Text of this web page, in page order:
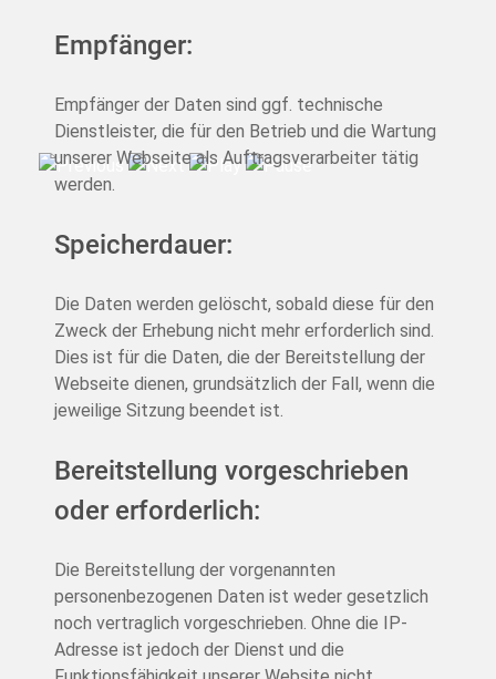
Empfänger:
Empfänger der Daten sind ggf. technische
Dienstleister, die für den Betrieb und die Wartung
unserer Webseite als Auftragsverarbeiter tätig
werden.
Speicherdauer:
Die Daten werden gelöscht, sobald diese für den
Zweck der Erhebung nicht mehr erforderlich sind.
Dies ist für die Daten, die der Bereitstellung der
Webseite dienen, grundsätzlich der Fall, wenn die
jeweilige Sitzung beendet ist.
Bereitstellung vorgeschrieben
oder erforderlich:
Die Bereitstellung der vorgenannten
personenbezogenen Daten ist weder gesetzlich
noch vertraglich vorgeschrieben. Ohne die IP-
Adresse ist jedoch der Dienst und die